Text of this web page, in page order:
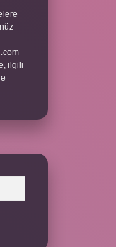
ilgili